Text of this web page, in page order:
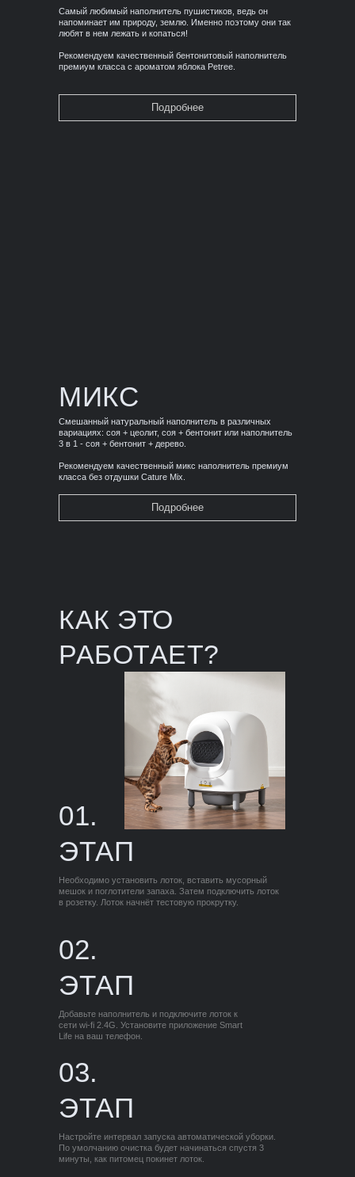
Самый любимый наполнитель пушистиков, ведь он
напоминает им природу, землю. Именно поэтому они так
любят в нем лежать и копаться!
Рекомендуем качественный бентонитовый наполнитель
премиум класса с ароматом яблока Petree.
Смешанный натуральный наполнитель в различных
вариациях: соя + цеолит, соя + бентонит или наполнитель
3 в 1 - соя + бентонит + дерево.
Рекомендуем качественный микс наполнитель премиум
класса без отдушки Cature Mix.
МИКС
Подробнее
Подробнее
03.
ЭТАП
Настройте интервал запуска автоматической уборки.
По умолчанию очистка будет начинаться спустя 3
минуты, как питомец покинет лоток.
Добавьте наполнитель и подключите лоток к
сети wi-fi 2.4G. Установите приложение Smart
Life на ваш телефон.
02.
ЭТАП
Необходимо установить лоток, вставить мусорный
мешок и поглотители запаха. Затем подключить лоток
в розетку. Лоток начнёт тестовую прокрутку.
01.
ЭТАП
КАК ЭТО
РАБОТАЕТ?